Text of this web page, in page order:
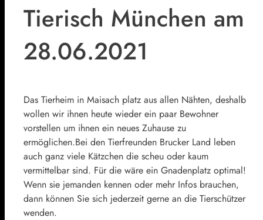
Tierisch München am
28.06.2021
Das Tierheim in Maisach platz aus allen Nähten, deshalb
wollen wir ihnen heute wieder ein paar Bewohner
vorstellen um ihnen ein neues Zuhause zu
ermöglichen.Bei den Tierfreunden Brucker Land leben
auch ganz viele Kätzchen die scheu oder kaum
vermittelbar sind. Für die wäre ein Gnadenplatz optimal!
Wenn sie jemanden kennen oder mehr Infos brauchen,
dann können Sie sich jederzeit gerne an die Tierschützer
wenden.